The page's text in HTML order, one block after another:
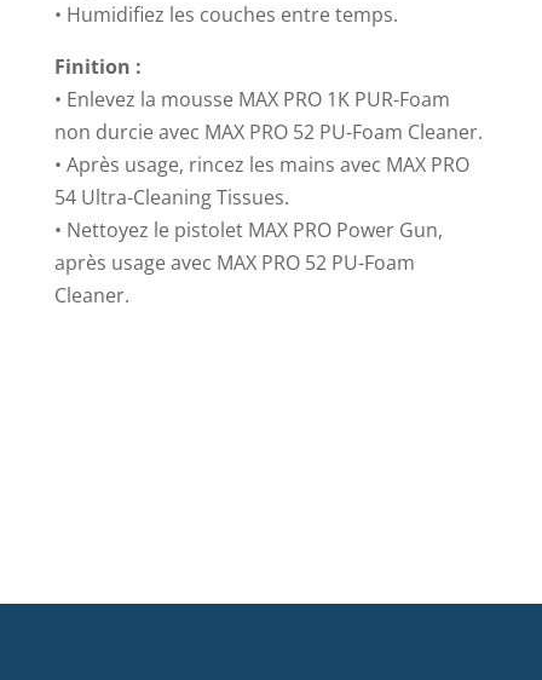
• Humidifiez les couches entre temps.
Finition :
• Enlevez la mousse MAX PRO 1K PUR-Foam
non durcie avec MAX PRO 52 PU-Foam Cleaner.
• Après usage, rincez les mains avec MAX PRO
54 Ultra-Cleaning Tissues.
• Nettoyez le pistolet MAX PRO Power Gun,
après usage avec MAX PRO 52 PU-Foam
Cleaner.